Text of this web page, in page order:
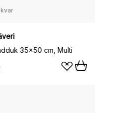
35x50 cm, Multi